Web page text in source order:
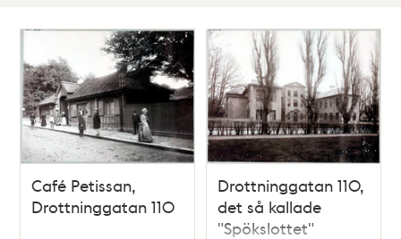
Café Petissan,
Drottninggatan 110
Drottninggatan 110,
det så kallade
"Spökslottet"